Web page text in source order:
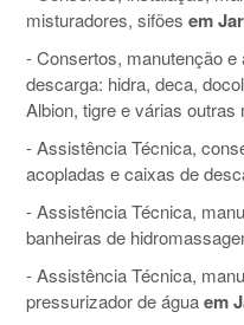
misturadores, sifões em
- Consertos, manutenção
descarga: hidra, deca,
Albion, tigre e várias outras
- Assistência Técnica,
acopladas e caixas de
- Assistência Técnica,
banheiras de
- Assistência Técnica,
pressurizador de águaem